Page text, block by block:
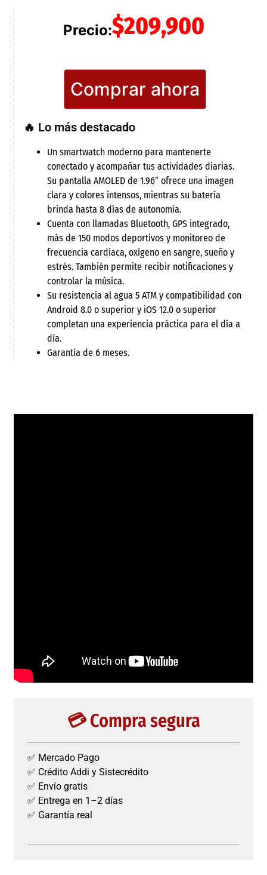
Precio:$209,900
Comprar ahora
🔥 Lo más destacado
Un smartwatch moderno para mantenerte
conectado y acompañar tus actividades diarias.
Su pantalla AMOLED de 1.96″ ofrece una imagen
clara y colores intensos, mientras su batería
brinda hasta 8 días de autonomía.
Cuenta con llamadas Bluetooth, GPS integrado,
más de 150 modos deportivos y monitoreo de
frecuencia cardíaca, oxígeno en sangre, sueño y
estrés. También permite recibir notificaciones y
controlar la música.
Su resistencia al agua 5 ATM y compatibilidad con
Android 8.0 o superior y iOS 12.0 o superior
completan una experiencia práctica para el día a
día.
Garantía de 6 meses.
💳 Compra segura
✅ Mercado Pago
✅ Crédito Addi y Sistecrédito
✅ Envío gratis
✅ Entrega en 1–2 días
✅ Garantía real